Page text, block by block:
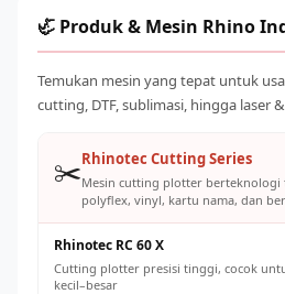
Kalibrasi konveyor oven secara
yang konsisten
dan penyusutan mesin. Total biaya
🦏 Produk & Mesin Rhino
Temukan mesin yang tepat untuk
cutting, DTF, sublimasi, hingga laser
✂️Rhinotec Cutting Series
Mesin cutting plotter berteknologi
polyflex, vinyl, kartu nama, dan
Rhinotec RC 60 X
Cutting plotter presisi tinggi, cocok
kecil–besar